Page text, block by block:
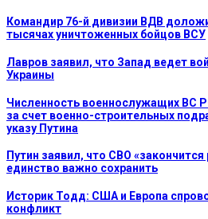
Командир 76-й дивизии ВДВ
тысячах уничтоженных бойцов ВСУ
Лавров заявил, что Запад ведет
Украины
Численность военнослужащих ВС
за счет военно-строительных
указу Путина
Путин заявил, что СВО
единство важно сохранить
Историк Тодд: США и Европа
конфликт